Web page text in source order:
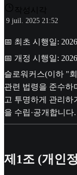
작성시각
9 juil. 2025 21:52
📅 최초 시행일:
📅 개정 시행일:
슬로워커스(이하 "
관련 법령을 준수하
고 투명하게 관리하
을 수립·공개합니다.
제1조 (개인